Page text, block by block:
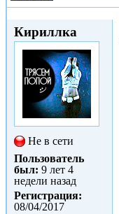
Кириллка
Не в сети
Пользователь
был: 9 лет 4
недели назад
Регистрация:
08/04/2017